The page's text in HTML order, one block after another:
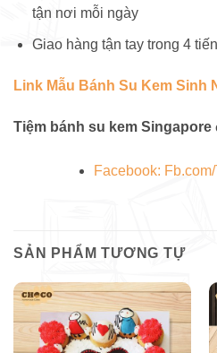
tận nơi mỗi ngày
Giao hàng tận tay trong 4
Link Mẫu Bánh Su Kem Sinh
Tiệm bánh su kem
Facebook:
SẢN PHẨM TƯƠNG TỰ